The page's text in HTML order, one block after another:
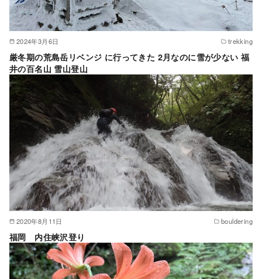
2024年3月6日 trekking
厳冬期の荒島岳リベンジ に行ってきた 2月なのに雪が少ない 福
井の百名山 雪山登山
2020年8月11日 bouldering
福岡 内住峡沢登り